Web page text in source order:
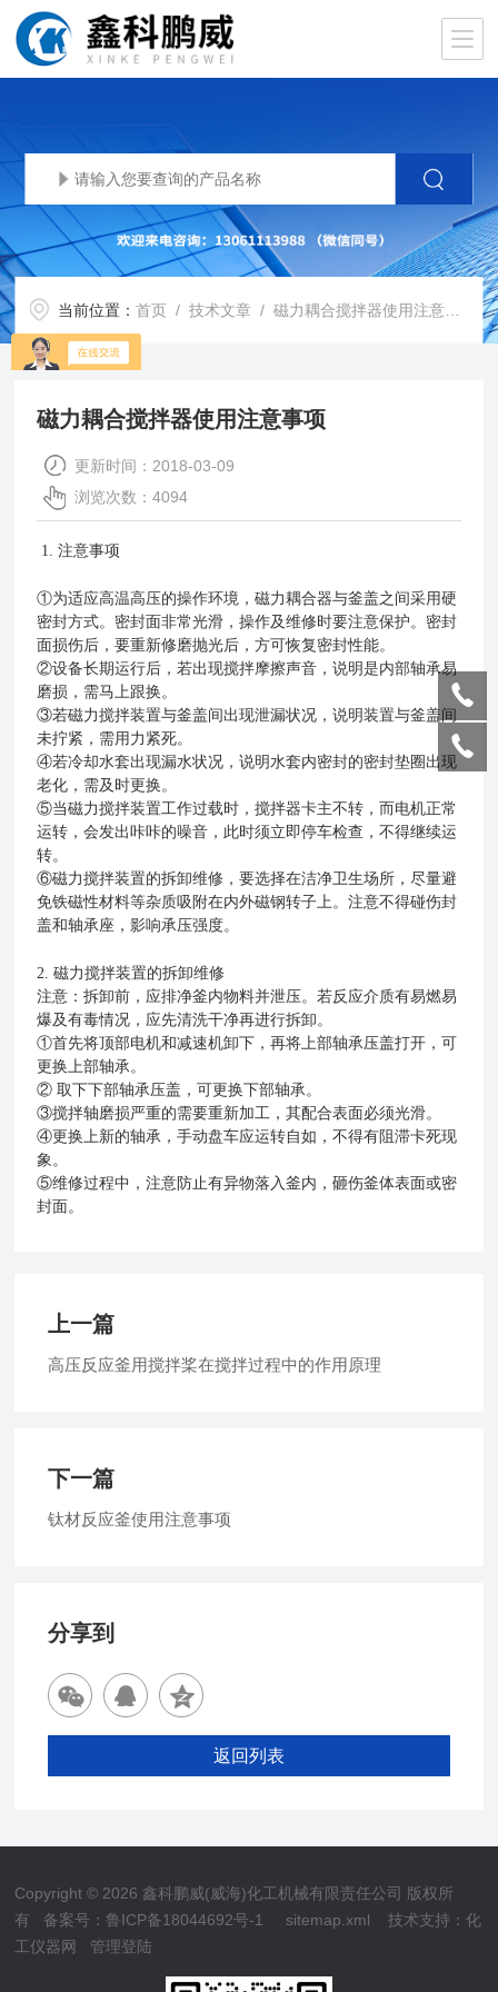
当前位置：首页 /技术文章 / 磁力耦合搅拌器使用注意事项
磁力耦合搅拌器使用注意事项
更新时间：2018-03-09
浏览次数：4094
1. 注意事项
①为适应高温高压的操作环境，磁力耦合器与釜盖之间采用硬
密封方式。密封面非常光滑，操作及维修时要注意保护。密封
面损伤后，要重新修磨抛光后，方可恢复密封性能。
②设备长期运行后，若出现搅拌摩擦声音，说明是内部轴承易
磨损，需马上跟换。
③若磁力搅拌装置与釜盖间出现泄漏状况，说明装置与釜盖间
未拧紧，需用力紧死。
④若冷却水套出现漏水状况，说明水套内密封的密封垫圈出现
老化，需及时更换。
⑤当磁力搅拌装置工作过载时，搅拌器卡主不转，而电机正常
运转，会发出咔咔的噪音，此时须立即停车检查，不得继续运
转。
⑥磁力搅拌装置的拆卸维修，要选择在洁净卫生场所，尽量避
免铁磁性材料等杂质吸附在内外磁钢转子上。注意不得碰伤封
盖和轴承座，影响承压强度。
2. 磁力搅拌装置的拆卸维修
注意：拆卸前，应排净釜内物料并泄压。若反应介质有易燃易
爆及有毒情况，应先清洗干净再进行拆卸。
①首先将顶部电机和减速机卸下，再将上部轴承压盖打开，可
更换上部轴承。
② 取下下部轴承压盖，可更换下部轴承。
③搅拌轴磨损严重的需要重新加工，其配合表面必须光滑。
④更换上新的轴承，手动盘车应运转自如，不得有阻滞卡死现
象。
⑤维修过程中，注意防止有异物落入釜内，砸伤釜体表面或密
封面。
上一篇
高压反应釜用搅拌桨在搅拌过程中的作用原理
下一篇
钛材反应釜使用注意事项
分享到
返回列表
Copyright © 2026 鑫科鹏威(威海)化工机械有限责任公司 版权所
有 备案号：鲁ICP备18044692号-1 sitemap.xml 技术支持：化
工仪器网
管理登陆